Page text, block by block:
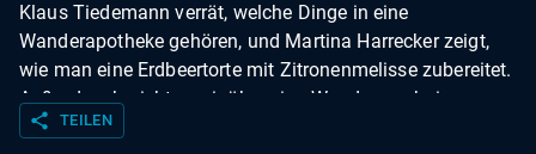
Klaus Tiedemann verrät, welche Dinge in eine
Wanderapotheke gehören, und Martina Harrecker zeigt,
wie man eine Erdbeertorte mit Zitronenmelisse zubereitet.
Außerdem berichten wir über eine Wanderung beim
Forsthaus Wetzhausen, begleiten eine Flusskrebsjagd an
share TEILEN